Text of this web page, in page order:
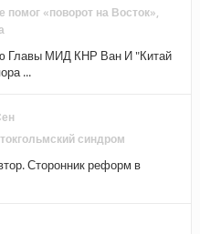
помог «поворот на Восток»,
Главы МИД КНР Ван И "Китай
...
синдром
Сторонник реформ в